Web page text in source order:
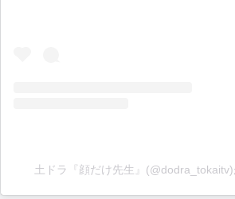
土ドラ『顔だけ先生』